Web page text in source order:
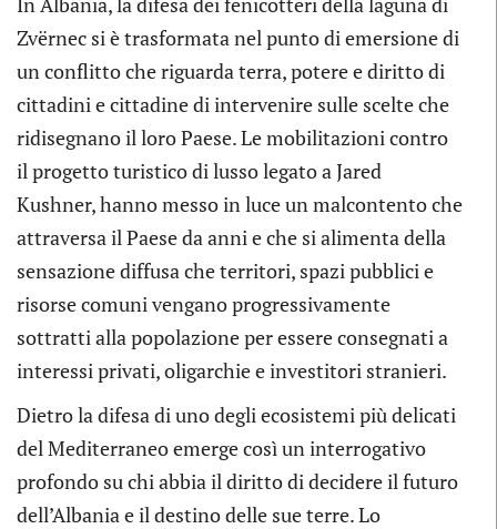
Zvërnec si è trasformata nel punto di emersione di
un conflitto che riguarda terra, potere e diritto di
cittadini e cittadine di intervenire sulle scelte che
ridisegnano il loro Paese. Le mobilitazioni contro
il progetto turistico di lusso legato a Jared
Kushner, hanno messo in luce un malcontento che
attraversa il Paese da anni e che si alimenta della
sensazione diffusa che territori, spazi pubblici e
risorse comuni vengano progressivamente
sottratti alla popolazione per essere consegnati a
interessi privati, oligarchie e investitori stranieri.
Dietro la difesa di uno degli ecosistemi più delicati
del Mediterraneo emerge così un interrogativo
profondo su chi abbia il diritto di decidere il futuro
dell’Albania e il destino delle sue terre. Lo